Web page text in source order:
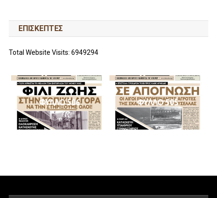
ΕΠΙΣΚΕΠΤΕΣ
Total Website Visits: 6949294
ΦΥΛΛΟ 506 ΦΥΛΛΟ 505